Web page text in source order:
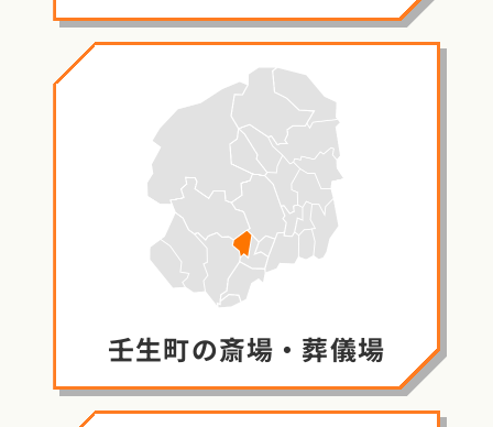
壬生町の斎場・葬儀場